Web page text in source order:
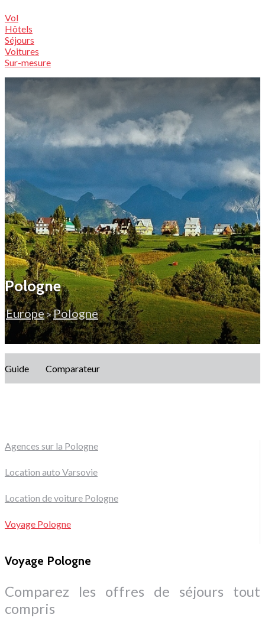
Vol
Hôtels
Séjours
Voitures
Sur-mesure
Pologne
Europe>Pologne
Guide Comparateur
Agences sur la Pologne
Location auto Varsovie
Location de voiture Pologne
Voyage Pologne
Voyage Pologne
Comparez les offres de séjours tout
compris